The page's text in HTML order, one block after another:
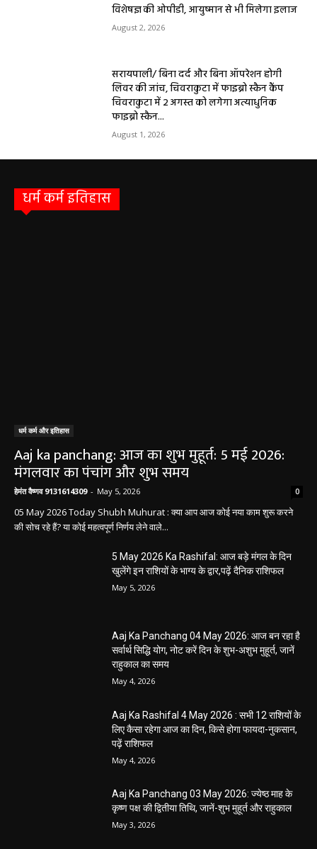
विशेषज्ञ की ओपीडी, आयुष्मान से भी मिलेगा इलाज
August 2, 2026
सरायपाली/ बिना दर्द और बिना ऑपरेशन होगी
लिवर की जांच, चिवराकुटा में फाइब्रो स्कैन कैंप
चिवराकुटा में 2 अगस्त को लगेगा अत्याधुनिक
फाइब्रो स्कैन...
August 1, 2026
धर्म कर्म इतिहास
धर्म कर्म और इतिहास
Aaj ka panchang: आज का शुभ मुहूर्त: 5 मई 2026:
मंगलवार का पंचांग और शुभ समय
हेमंत वैष्णव 9131614309 - May 5, 2026 0
05 May 2026 Today Shubh Muhurat : क्या आप आज कोई नया काम शुरू करने
की सोच रहे हैं? या कोई महत्वपूर्ण निर्णय लेने वाले...
5 May 2026 Ka Rashifal: आज बड़े मंगल के दिन
खुलेंगे इन राशियों के भाग्य के द्वार,पढ़ें दैनिक राशिफल
May 5, 2026
Aaj Ka Panchang 04 May 2026: आज बन रहा है
सर्वार्थ सिद्धि योग, नोट करें दिन के शुभ-अशुभ मुहूर्त, जानें
राहुकाल का समय
May 4, 2026
Aaj Ka Rashifal 4 May 2026 : सभी 12 राशियों के
लिए कैसा रहेगा आज का दिन, किसे होगा फायदा-नुकसान,
पढ़ें राशिफल
May 4, 2026
Aaj Ka Panchang 03 May 2026: ज्येष्ठ माह के
कृष्ण पक्ष की द्वितीया तिथि, जानें-शुभ मुहूर्त और राहुकाल
May 3, 2026